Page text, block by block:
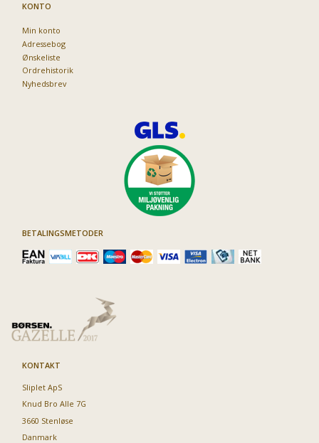
KONTO
Min konto
Adressebog
Ønskeliste
Ordrehistorik
Nyhedsbrev
BETALINGSMETODER
KONTAKT
Sliplet ApS
Knud Bro Alle 7G
3660 Stenløse
Danmark